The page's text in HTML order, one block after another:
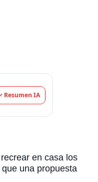
Resumen IA
en casa los
una propuesta